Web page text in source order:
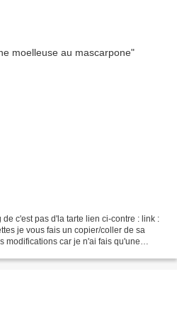
c'est pas d'la tarte lien ci-contre : link :
je vous fais un copier/coller de sa
modifications car je n'ai fais qu'une